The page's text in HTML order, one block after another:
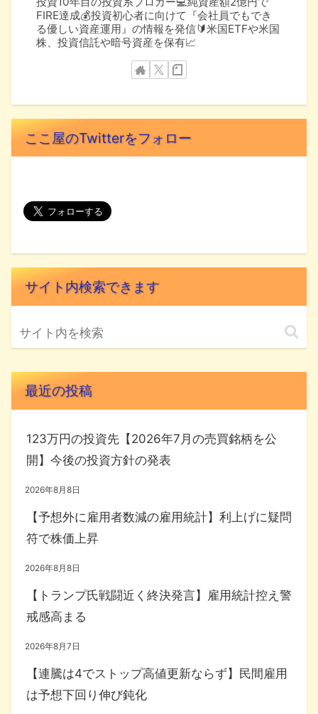
FIRE達成💰投資初心者に向けて『会社員でもでき
る優しい資産運用』の情報を発信🔰米国ETFや米国
株、投資信託や暗号資産を保有📈
ここ屋のTwitterをフォロー
サイト内検索できます
最近の投稿
123万円の投資先【2026年7月の売買銘柄を公
開】今後の投資方針の発表
2026年8月8日
【予想外に雇用者数減の雇用統計】利上げに疑問
符で株価上昇
2026年8月8日
【トランプ氏戦闘近く終決発言】雇用統計控え警
戒感高まる
2026年8月7日
【連騰は4でストップ高値更新ならず】民間雇用
は予想下回り伸び鈍化